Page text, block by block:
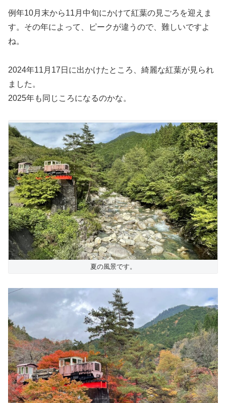
例年10月末から11月中旬にかけて紅葉の見ごろを迎えま
す。その年によって、ピークが違うので、難しいですよ
ね。
2024年11月17日に出かけたところ、綺麗な紅葉が見られ
ました。
2025年も同じころになるのかな。
夏の風景です。